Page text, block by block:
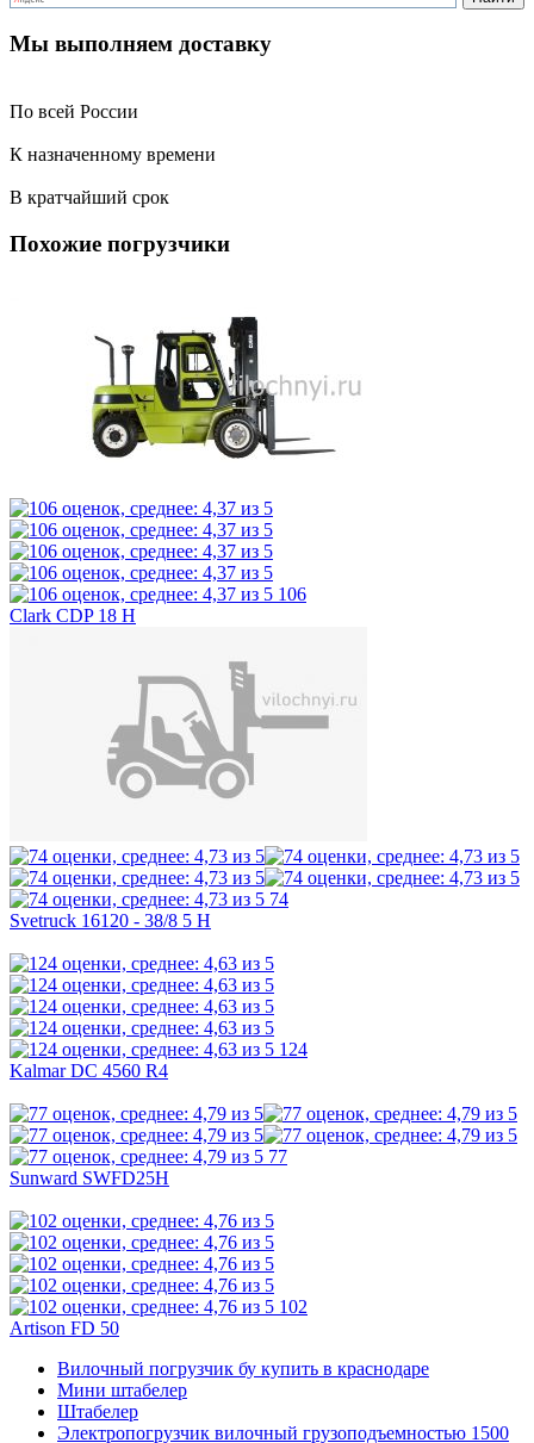
Мы выполняем доставку
По всей России
К назначенному времени
В кратчайший срок
Похожие погрузчики
106
Clark CDP 18 H
74
Svetruck 16120 - 38/8 5 H
124
Kalmar DC 4560 R4
77
Sunward SWFD25H
102
Artison FD 50
Вилочный погрузчик бу купить в краснодаре
Мини штабелер
Штабелер
Электропогрузчик вилочный грузоподъемностью 1500